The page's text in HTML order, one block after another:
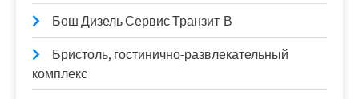
Бош Дизель Сервис Транзит-В
Бристоль, гостинично-развлекательный
комплекс